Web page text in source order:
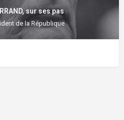
sur ses pas
de la République